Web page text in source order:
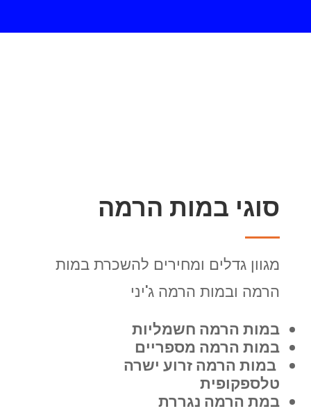
סוגי במות הרמה
מגוון גדלים ומחירים להשכרת במות
הרמה ובמות הרמה ג'יני
במות הרמה חשמליות
במות הרמה מספריים
במות הרמה זרוע ישרה
טלספקופית
במת הרמה נגררת